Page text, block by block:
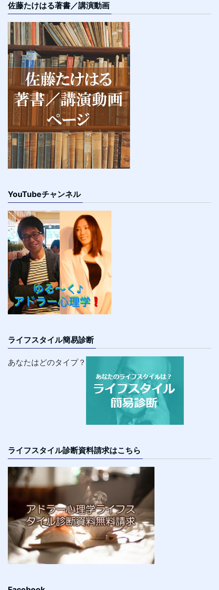
佐藤たけはる著書／講演動画
YouTubeチャンネル
ライフスタイル簡易診断
あなたはどのタイプ？
ライフスタイル診断資料請求はこちら